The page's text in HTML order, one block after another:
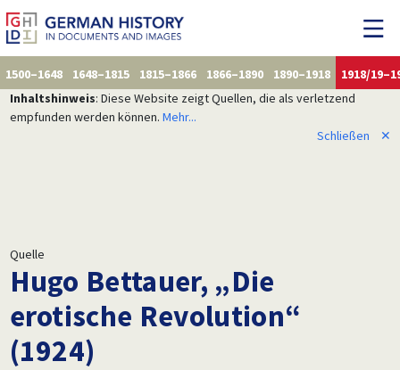
1500–1648 1648–1815 1815–1866 1866–1890 1890–1918
1918/
Inhaltshinweis: Diese Website zeigt Quellen, die als verletzend
empfunden werden können. Mehr...
Schließen
✕
Quelle
Hugo Bettauer, „Die
erotische Revolution“
(1924)